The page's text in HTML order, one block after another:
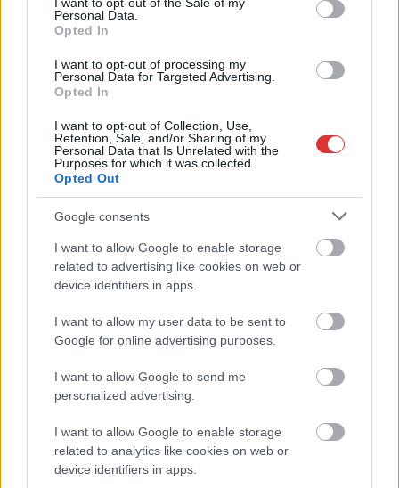
Personal Data.
Opted In
I want to opt-out of processing my
Personal Data for Targeted Advertising.
Opted In
I want to opt-out of Collection, Use,
Retention, Sale, and/or Sharing of my
Personal Data that Is Unrelated with the
Purposes for which it was collected.
Opted Out
Google consents
I want to allow Google to enable storage
related to advertising like cookies on web or
device identifiers in apps.
I want to allow my user data to be sent to
Google for online advertising purposes.
I want to allow Google to send me
personalized advertising.
I want to allow Google to enable storage
related to analytics like cookies on web or
device identifiers in apps.
vicces képek legyenek: egyre inkább sajátos közös
nyelvként...
Hírlevél feliratkozás
Adja meg keresztnevét:
Adja
meg e-mail címét: